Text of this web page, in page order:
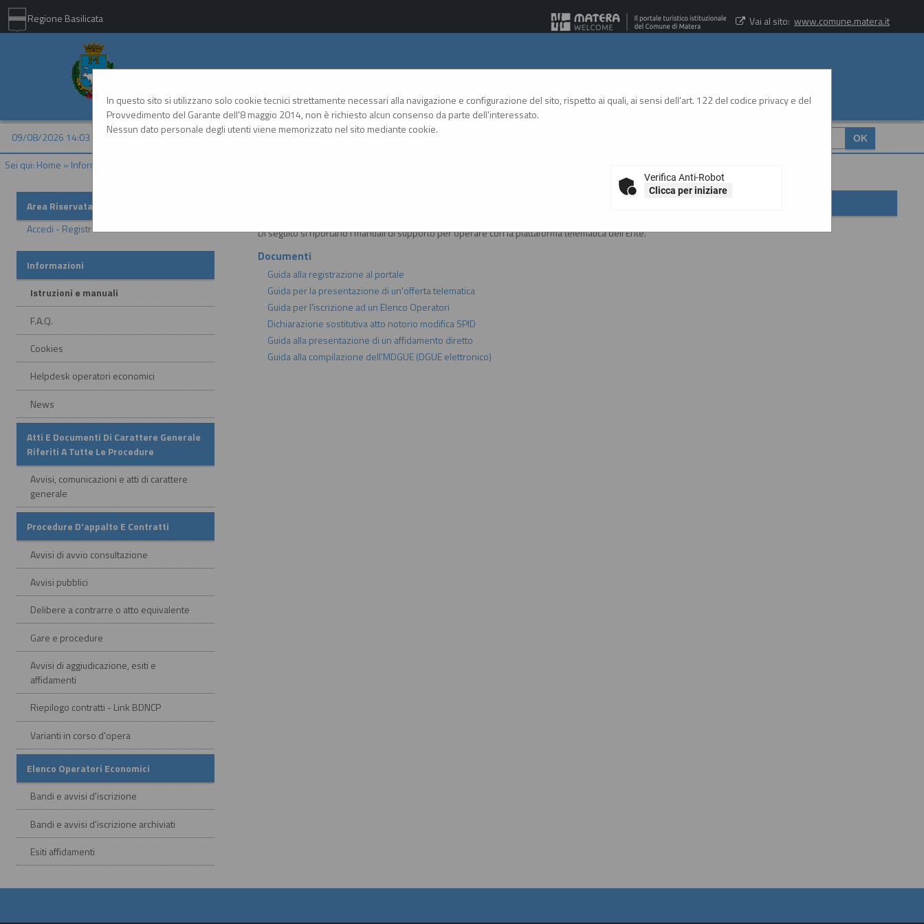
Regione Basilicata Vai al sito: www.comune.matera.it
Comune di Matera - Gare Telematiche
09/08/2026 14:03 A A GRAFICATESTO
Sei qui: Home » Informazioni
In questo sito si utilizzano solo cookie tecnici strettamente necessari alla navigazione e configurazione del sito, rispetto ai quali, ai sensi dell'art. 122 del codice privacy e del
Provvedimento del Garante dell'8 maggio 2014, non è richiesto alcun consenso da parte dell'interessato.
Nessun dato personale degli utenti viene memorizzato nel sito mediante cookie.
Verifica Anti-Robot
Clicca per iniziare
Area Riservata
Accedi - Registrati
Informazioni
Istruzioni e manuali
F.A.Q.
Cookies
Helpdesk operatori economici
News
Atti E Documenti Di Carattere Generale
Riferiti A Tutte Le Procedure
Avvisi, comunicazioni e atti di carattere
generale
Procedure D'appalto E Contratti
Avvisi di avvio consultazione
Avvisi pubblici
Delibere a contrarre o atto equivalente
Gare e procedure
Avvisi di aggiudicazione, esiti e
affidamenti
Riepilogo contratti - Link BDNCP
Varianti in corso d'opera
Elenco Operatori Economici
Bandi e avvisi d'iscrizione
Bandi e avvisi d'iscrizione archiviati
Esiti affidamenti
Di seguito si riportano i manuali di supporto per operare con la piattaforma telematica dell'Ente.
Documenti
Guida alla registrazione al portale
Guida per la presentazione di un'offerta telematica
Guida per l'iscrizione ad un Elenco Operatori
Dichiarazione sostitutiva atto notorio modifica SPID
Guida alla presentazione di un affidamento diretto
Guida alla compilazione dell'MDGUE (DGUE elettronico)